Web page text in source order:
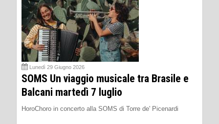
Lunedì 29 Giugno 2026
SOMS Un viaggio musicale tra Brasile e
Balcani martedì 7 luglio
HoroChoro in concerto alla SOMS di Torre de' Picenardi